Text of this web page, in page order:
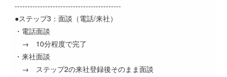
------------------------------------------
●ステップ3：面談（電話/来社）
・電話面談
→ 10分程度で完了
・来社面談
→ ステップ2の来社登録後そのまま面談